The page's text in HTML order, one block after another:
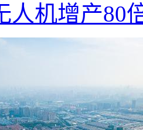
人机增产80